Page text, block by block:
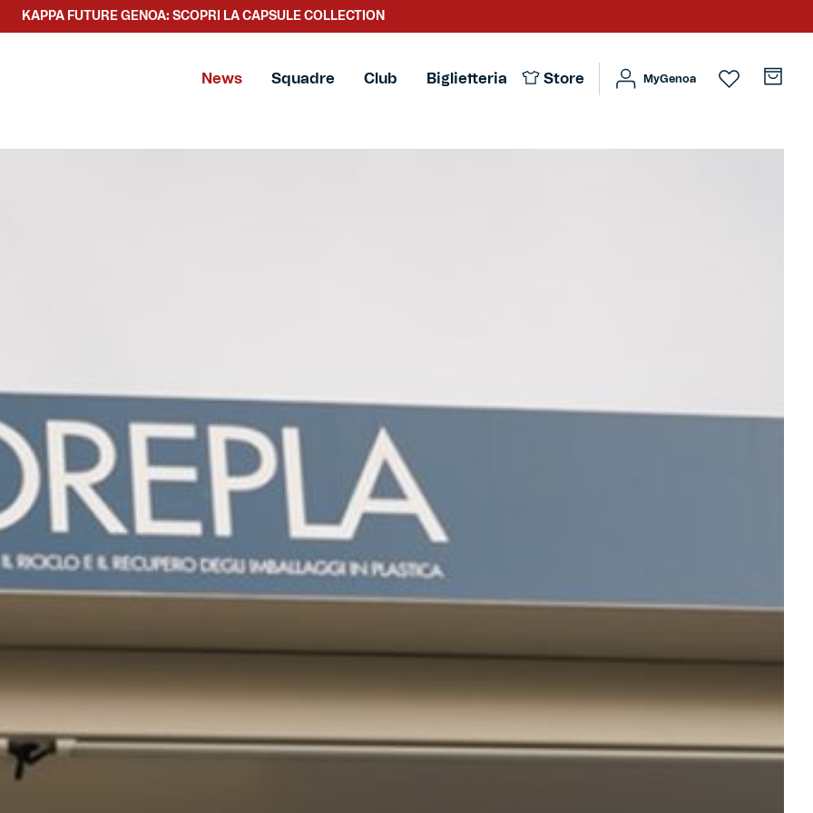
KAPPA FUTURE GENOA: SCOPRI LA CAPSULE COLLECTION
News Squadre Club Biglietteria Store MyGenoa